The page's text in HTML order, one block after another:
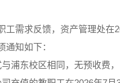
工需求反馈，资产管理处在
知如下：
浦东校区相同，无预收费